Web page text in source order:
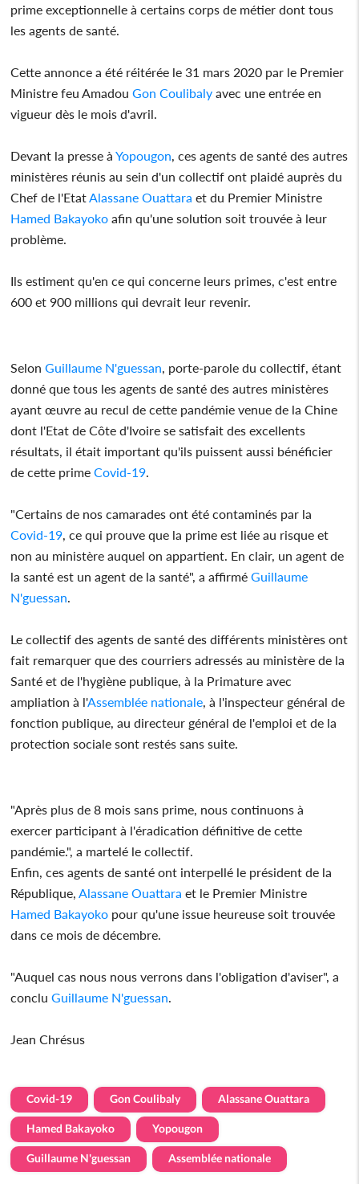
prime exceptionnelle à certains corps de métier dont tous
les agents de santé.
Cette annonce a été réitérée le 31 mars 2020 par le Premier
Ministre feu AmadouGon Coulibaly avec une entrée en
vigueur dès le mois d'avril.
Devant la presse àYopougon , ces agents de santé des autres
ministères réunis au sein d'un collectif ont plaidé auprès du
Chef de l'Etat Alassane Ouattara et du Premier Ministre
Hamed Bakayoko afin qu'une solution soit trouvée à leur
problème.
Ils estiment qu'en ce qui concerne leurs primes, c'est entre
600 et 900 millions qui devrait leur revenir.
SelonGuillaume N'guessan , porte-parole du collectif, étant
donné que tous les agents de santé des autres ministères
ayant œuvre au recul de cette pandémie venue de la Chine
dont l'Etat de Côte d'Ivoire se satisfait des excellents
résultats, il était important qu'ils puissent aussi bénéficier
de cette primeCovid-19
"Certains de nos camarades ont été contaminés par la
Covid-19 , ce qui prouve que la prime est liée au risque et
non au ministère auquel on appartient. En clair, un agent de
la santé est un agent de la santé", a affirméGuillaume
N'guessan
Le collectif des agents de santé des différents ministères ont
fait remarquer que des courriers adressés au ministère de la
Santé et de l'hygiène publique, à la Primature avec
ampliation à l'Assemblée nationale , à l'inspecteur général de
fonction publique, au directeur général de l'emploi et de la
protection sociale sont restés sans suite.
"Après plus de 8 mois sans prime, nous continuons à
exercer participant à l'éradication définitive de cette
pandémie.", a martelé le collectif.
Enfin, ces agents de santé ont interpellé le président de la
République, Alassane Ouattara et le Premier Ministre
Hamed Bakayoko pour qu'une issue heureuse soit trouvée
dans ce mois de décembre.
"Auquel cas nous nous verrons dans l'obligation d'aviser", a
concluGuillaume N'guessan
Jean Chrésus
Covid-19 Gon Coulibaly Alassane Ouattara
Hamed Bakayoko Yopougon
Guillaume N'guessan Assemblée nationale